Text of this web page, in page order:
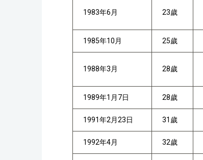
1983年6月 23歲
1985年10月 25歲
1988年3月 28歲
1989年1月7日 28歲
1991年2月23日 31歲
1992年4月 32歲